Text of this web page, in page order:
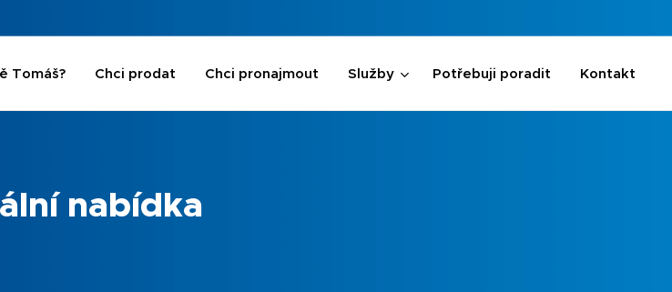
Tomáš? Chci prodat Chci pronajmout Služby Potřebuji poradit Kontakt
nabídka